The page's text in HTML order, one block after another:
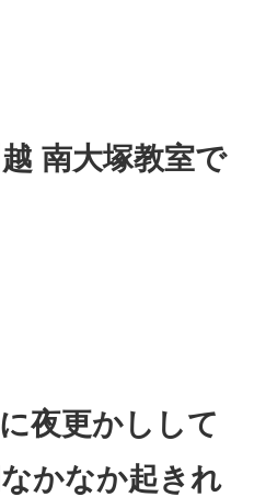
南大塚教室で
夜更かしして
かなか起きれ